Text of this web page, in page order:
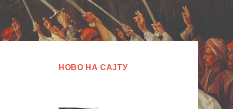
НОВО НА САЈТУ